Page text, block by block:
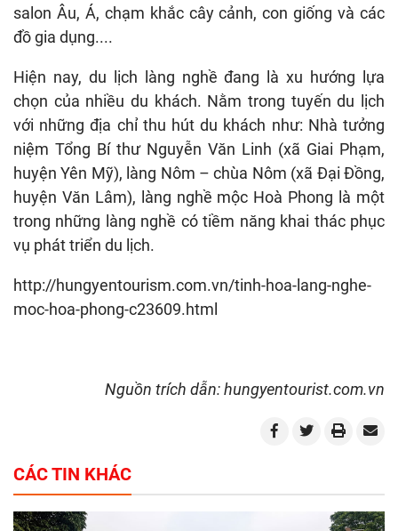
salon Âu, Á, chạm khắc cây cảnh, con giống và các
đồ gia dụng....
Hiện nay, du lịch làng nghề đang là xu hướng lựa
chọn của nhiều du khách. Nằm trong tuyến du lịch
với những địa chỉ thu hút du khách như: Nhà tưởng
niệm Tổng Bí thư Nguyễn Văn Linh (xã Giai Phạm,
huyện Yên Mỹ), làng Nôm – chùa Nôm (xã Đại Đồng,
huyện Văn Lâm), làng nghề mộc Hoà Phong là một
trong những làng nghề có tiềm năng khai thác phục
vụ phát triển du lịch.
http://hungyentourism.com.vn/tinh-hoa-lang-nghe-
moc-hoa-phong-c23609.html
Nguồn trích dẫn: hungyentourist.com.vn
CÁC TIN KHÁC